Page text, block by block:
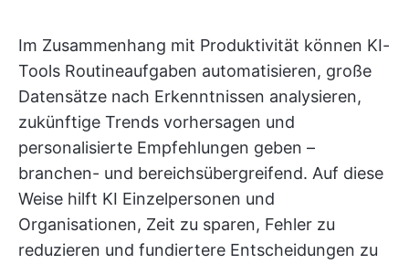
Im Zusammenhang mit Produktivität können KI-
Tools Routineaufgaben automatisieren, große
Datensätze nach Erkenntnissen analysieren,
zukünftige Trends vorhersagen und
personalisierte Empfehlungen geben –
branchen- und bereichsübergreifend. Auf diese
Weise hilft KI Einzelpersonen und
Organisationen, Zeit zu sparen, Fehler zu
reduzieren und fundiertere Entscheidungen zu